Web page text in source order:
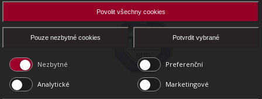
Pouze nezbytné cookies Potvrdit vybrané
Povolit všechny cookies
Nezbytné Preferenční
Analytické Marketingové